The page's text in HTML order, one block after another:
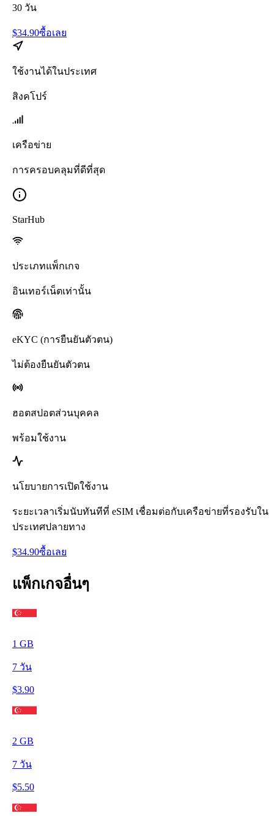
30 วัน
$34.90ซื้อเลย
ใช้งานได้ในประเทศ
สิงคโปร์
เครือข่าย
การครอบคลุมที่ดีที่สุด
StarHub
ประเภทแพ็กเกจ
อินเทอร์เน็ตเท่านั้น
eKYC (การยืนยันตัวตน)
ไม่ต้องยืนยันตัวตน
ฮอตสปอตส่วนบุคคล
พร้อมใช้งาน
นโยบายการเปิดใช้งาน
ระยะเวลาเริ่มนับทันทีที่ eSIM เชื่อมต่อกับเครือข่ายที่รองรับใน
ประเทศปลายทาง
$34.90ซื้อเลย
แพ็กเกจอื่นๆ
1 GB
7 วัน
$3.90
2 GB
7 วัน
$5.50